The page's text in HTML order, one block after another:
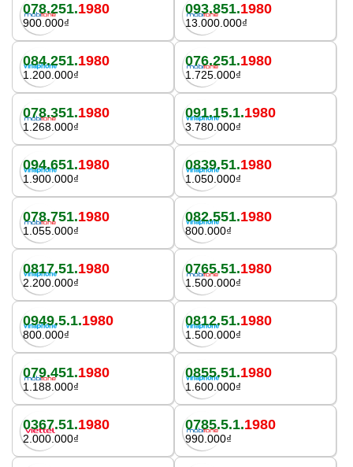
078.251.1980
900.000₫
093.851.1980
13.000.000₫
084.251.1980
1.200.000₫
076.251.1980
1.725.000₫
078.351.1980
1.268.000₫
091.15.1.1980
3.780.000₫
094.651.1980
1.900.000₫
0839.51.1980
1.050.000₫
078.751.1980
1.055.000₫
082.551.1980
800.000₫
0817.51.1980
2.200.000₫
0765.51.1980
1.500.000₫
0949.5.1.1980
800.000₫
0812.51.1980
1.500.000₫
079.451.1980
1.188.000₫
0855.51.1980
1.600.000₫
0367.51.1980
2.000.000₫
0785.5.1.1980
990.000₫